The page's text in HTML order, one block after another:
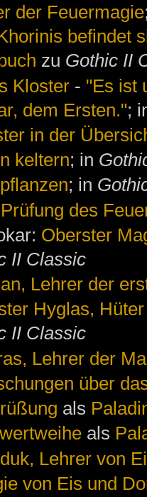
der Feuermagie
befindet
zu Gothic II
Kloster - "Es ist
dem Ersten.";
in der
keltern; in
; in
des
Oberster
II Classic
Lehrer der
Hyglas,
II Classic
Lehrer der
über
als
als
Lehrer von
von Eis und